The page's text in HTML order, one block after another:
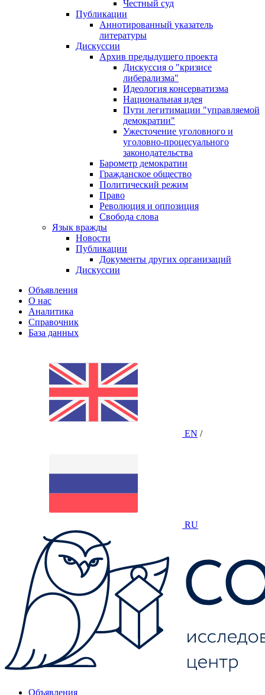
Честный суд
Публикации
Аннотированный указатель
литературы
Дискуссии
Архив предыдущего проекта
Дискуссия о "кризисе
либерализма"
Идеология консерватизма
Национальная идея
Пути легитимации "управляемой
демократии"
Ужесточение уголовного и
уголовно-процесуального
законодательства
Барометр демократии
Гражданское общество
Политический режим
Право
Революция и оппозиция
Свобода слова
Язык вражды
Новости
Публикации
Документы других организаций
Дискуссии
Объявления
О нас
Аналитика
Справочник
База данных
EN /
RU
Объявления